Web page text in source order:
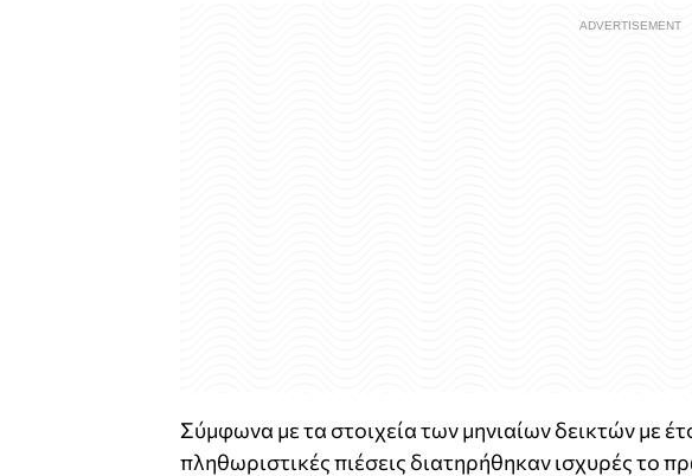
Σύμφωνα με τα στοιχεία των μηνιαίων δεικτών με
πληθωριστικές πιέσεις διατηρήθηκαν ισχυρές το